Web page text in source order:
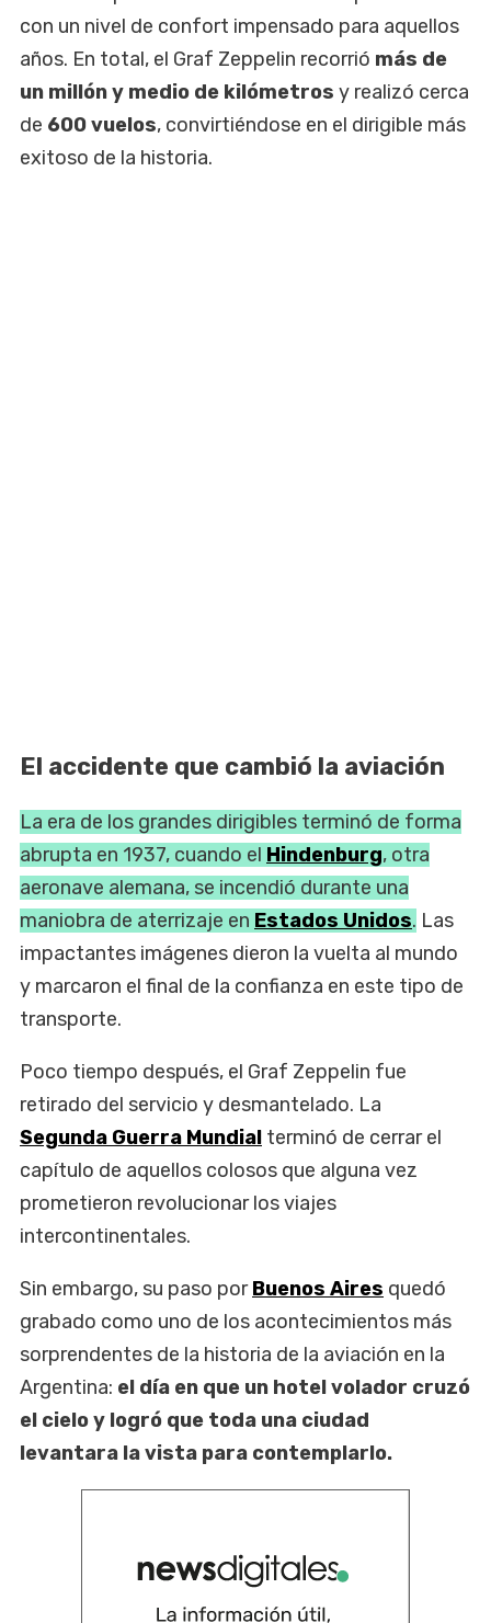
con un nivel de confort impensado para aquellos
años. En total, el Graf Zeppelin recorrió más de
un millón y medio de kilómetros y realizó cerca
de 600 vuelos, convirtiéndose en el dirigible más
exitoso de la historia.
El accidente que cambió la aviación
La era de los grandes dirigibles terminó de forma
abrupta en 1937, cuando el Hindenburg, otra
aeronave alemana, se incendió durante una
maniobra de aterrizaje en Estados Unidos. Las
impactantes imágenes dieron la vuelta al mundo
y marcaron el final de la confianza en este tipo de
transporte.
Poco tiempo después, el Graf Zeppelin fue
retirado del servicio y desmantelado. La
Segunda Guerra Mundial terminó de cerrar el
capítulo de aquellos colosos que alguna vez
prometieron revolucionar los viajes
intercontinentales.
Sin embargo, su paso porBuenos Aires quedó
grabado como uno de los acontecimientos más
sorprendentes de la historia de la aviación en la
Argentina: el día en que un hotel volador cruzó
el cielo y logró que toda una ciudad
levantara la vista para contemplarlo.